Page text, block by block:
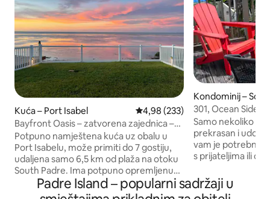
Kuća – Port Isabel Prosječna ocjena: 4,98/5,
4,98 (233)
Bayfront Oasis – zatvorena zajednica –
nekoliko minuta do SPI-ja
Potpuno namještena kuća uz obalu u
Port Isabelu, može primiti do 7 gostiju,
udaljena samo 6,5 km od plaža na otoku
South Padre. Ima potpuno opremljenu
kuhinju, 2½ kupaonice i glavni apartman
s bračnim krevetom (king-size),
Kondominij –
and
301, Ocean Side,
stol
Samo nekoliko
prekrasan i
vam je potrebno
s prijateljima ili
more, perilica i
smještajnoj
Padre Island – popularni sadržaji u